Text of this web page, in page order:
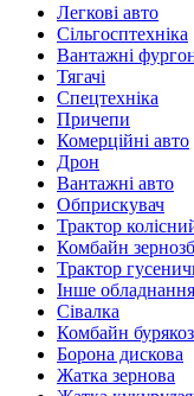
Легкові авто
Сільгосптехніка
Вантажні
Тягачі
Спецтехніка
Причепи
Комерційні авто
Дрон
Вантажні авто
Обприскувач
Трактор
Комбайн
Трактор
Інше обладнання
Сівалка
Комбайн
Борона дискова
Жатка зернова